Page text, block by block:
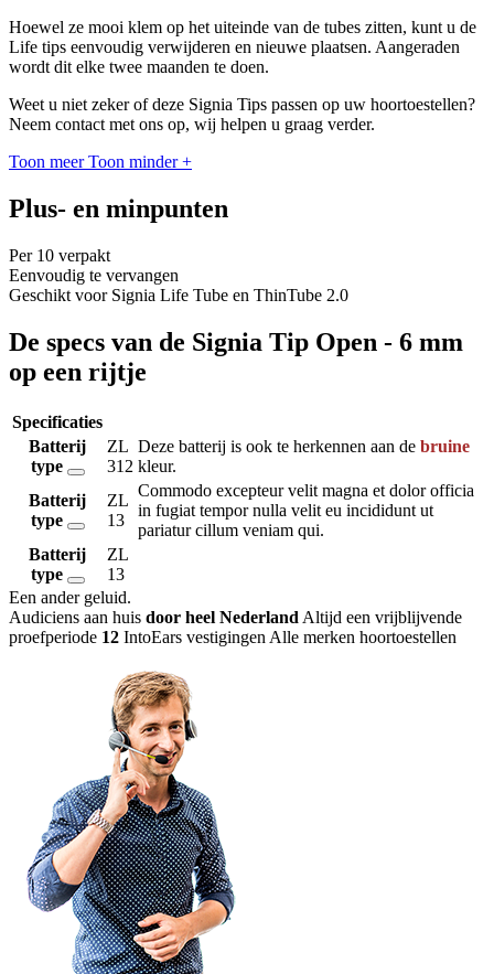
Hoewel ze mooi klem op het uiteinde van de tubes zitten, kunt u de
Life tips eenvoudig verwijderen en nieuwe plaatsen. Aangeraden
wordt dit elke twee maanden te doen.
Weet u niet zeker of deze Signia Tips passen op uw hoortoestellen?
Neem contact met ons op, wij helpen u graag verder.
Toon meer Toon minder +
Plus- en minpunten
Per 10 verpakt
Eenvoudig te vervangen
Geschikt voor Signia Life Tube en ThinTube 2.0
De specs van de Signia Tip Open - 6 mm
op een rijtje
Specificaties
Batterij
type
ZL
312
Deze batterij is ook te herkennen aan de bruine
kleur.
Batterij
type
ZL
13
Commodo excepteur velit magna et dolor officia
in fugiat tempor nulla velit eu incididunt ut
pariatur cillum veniam qui.
Batterij
type
ZL
13
Een ander geluid.
Audiciens aan huis door heel Nederland Altijd een vrijblijvende
proefperiode 12 IntoEars vestigingen Alle merken hoortoestellen